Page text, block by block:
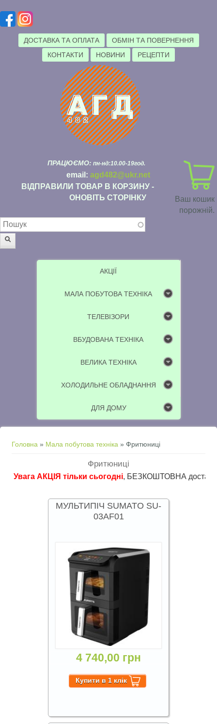
ДОСТАВКА ТА ОПЛАТА
ОБМІН ТА ПОВЕРНЕННЯ
КОНТАКТИ
НОВИНИ РЕЦЕПТИ
Ваш кошик
порожній.
ПРАЦЮЄМО: пн-нд:10.00-19год.
email: agd482@ukr.net
ВІДПРАВИЛИ ТОВАР В КОРЗИНУ -
ОНОВІТЬ СТОРІНКУ
Пошукова форма
АКЦІЇ
МАЛА ПОБУТОВА ТЕХНІКА
ТЕЛЕВІЗОРИ
ВБУДОВАНА ТЕХНІКА
ВЕЛИКА ТЕХНІКА
ХОЛОДИЛЬНЕ ОБЛАДНАННЯ
ДЛЯ ДОМУ
Ви є тут
Головна » Мала побутова техніка » Фритюниці
Фритюниці
АКЦІЯ тільки сьогодні, БЕЗКОШТОВНА доставка в
МУЛЬТИПІЧ SUMATO SU-
03AF01
4 740,00 грн